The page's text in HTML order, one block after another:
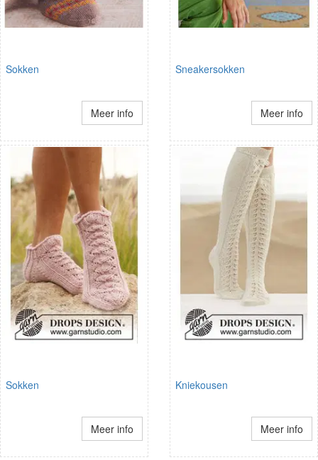
Sokken
Meer info
Sneakersokken
Meer info
Sokken
Meer info
Kniekousen
Meer info